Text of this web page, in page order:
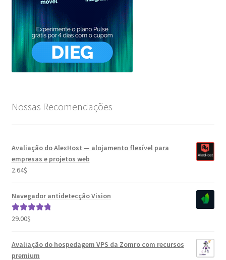
Nossas Recomendações
Avaliação do AlexHost — alojamento flexível para
empresas e projetos web
2.64$
Navegador antidetecção Vision
Avaliação
29.00$
Avaliação do hospedagem VPS da Zomro com recursos
premium